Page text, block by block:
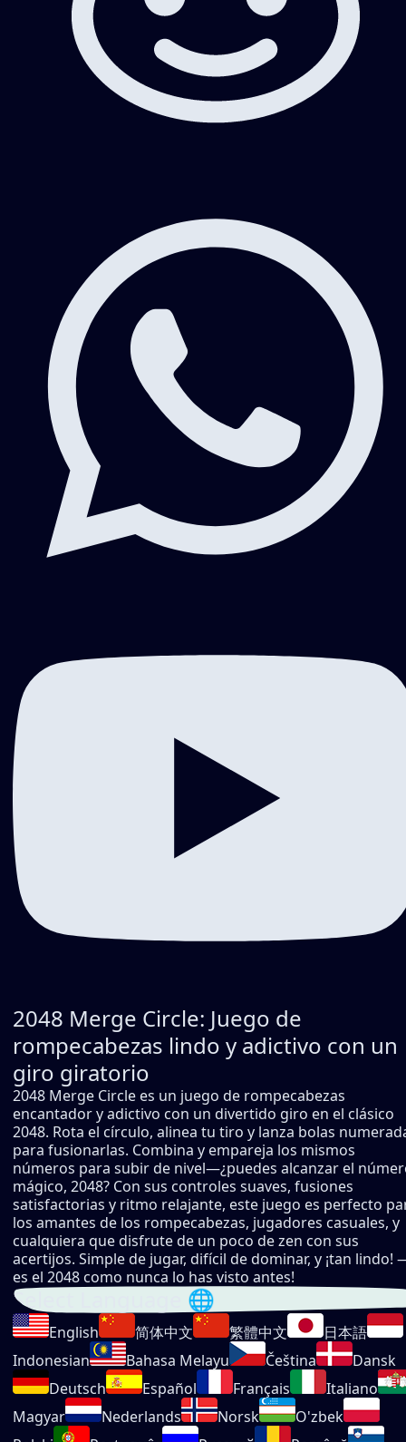
2048 Merge Circle: Juego de
rompecabezas lindo y adictivo con un
giro giratorio
2048 Merge Circle es un juego de rompecabezas
encantador y adictivo con un divertido giro en el clásico
2048. Rota el círculo, alinea tu tiro y lanza bolas
para fusionarlas. Combina y empareja los mismos
números para subir de nivel—¿puedes alcanzar el
mágico, 2048? Con sus controles suaves, fusiones
satisfactorias y ritmo relajante, este juego es perfecto
los amantes de los rompecabezas, jugadores casuales, y
cualquiera que disfrute de un poco de zen con sus
acertijos. Simple de jugar, difícil de dominar, y ¡tan lindo!
es el 2048 como nunca lo has visto antes!
Select Language 🌐
English 简体中文 繁體中文
日本語
Indonesian
Bahasa Melayu Čeština
Dansk
Deutsch
Español Français
Italiano
Magyar
Nederlands Norsk
O'zbek